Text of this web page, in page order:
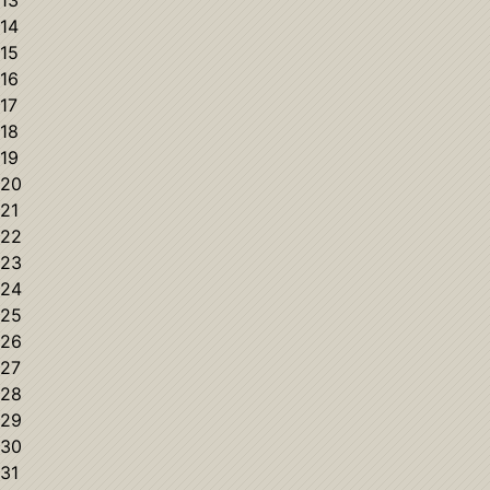
14
15
16
17
18
19
20
21
22
23
24
25
26
27
28
29
30
31